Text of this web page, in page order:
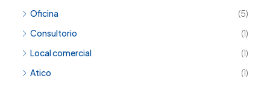
Oficina
(5)
Consultorio
(1)
Local comercial
(1)
Atico
(1)